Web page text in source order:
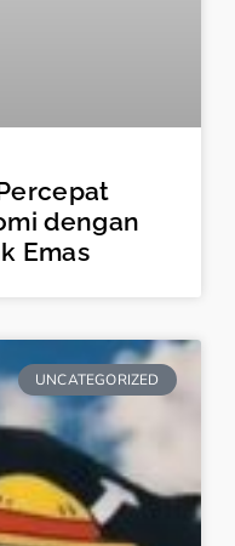
dengan
Emas
UNCATEGORIZED